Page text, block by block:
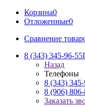
Корзина0
Отложенные0
Сравнение
8 (343) 345-96-55
Назад
Телефоны
8 (343)
8 (906) 806-
Заказать